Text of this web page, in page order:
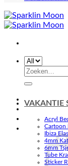
Zoeken
VAKANTIE
Acryl
Cartoon
Ibiza
4mm
6mm
Tube
Sticker